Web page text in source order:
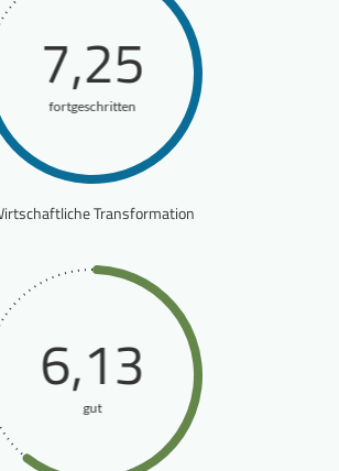
7,25
fortgeschritten
Transformation
6,13
gut